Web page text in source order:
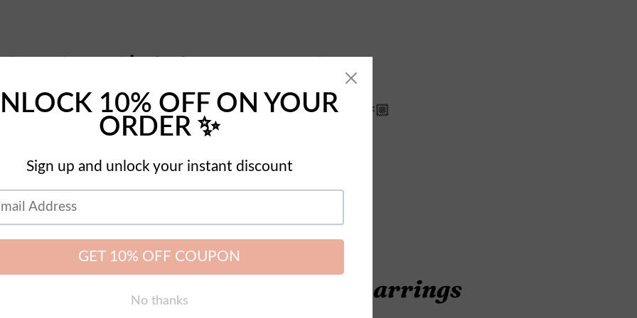
es Todo lo que necesito.
de pago Klarna para que puedas pagar a plazos 🫶🏼
Florece en Gracia
Mustard seed earrings